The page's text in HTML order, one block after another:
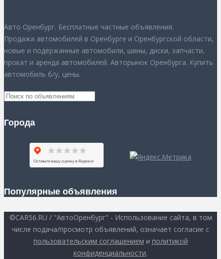
Авто Оренбург. Бесплатные частные объявления.
Продажа автомобилей в Оренбурге и Оренбургской области,
новые и подержанные автомобили, шины, диски, запчасти,
прокат и аренда автомобилей. Авторынок Оренбурга. Купить
автомобиль б/у, цены.
Города
Популярные объявления
©CAR56.RU / "АвтоОренбург" - Использование сайта, в том
числе подача/просмотр объявлений, означает согласие с
пользовательским соглашением и политикой
конфиденциальности.